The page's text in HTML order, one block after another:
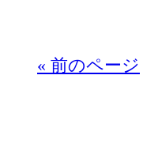
« 前のページ